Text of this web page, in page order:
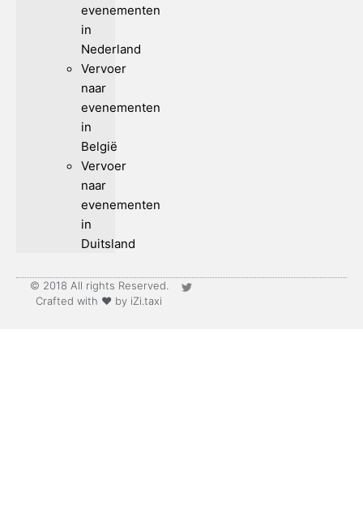
evenementen
in
Nederland
Vervoer
naar
evenementen
in
België
Vervoer
naar
evenementen
in
Duitsland
© 2018 All rights Reserved.
Crafted with ♥ by iZi.taxi